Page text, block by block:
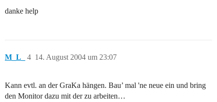
danke help
M_L_ 14. August 2004 um 23:07
4
Kann evtl. an der GraKa hängen. Bau’ mal 'ne neue ein und bring
den Monitor dazu mit der zu arbeiten…